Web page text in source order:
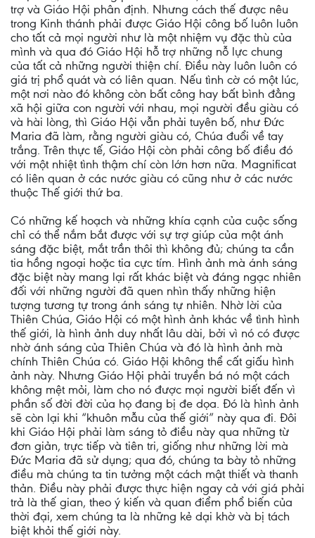
trợ và Giáo Hội phân định. Nhưng cách thế được nêu
trong Kinh thánh phải được Giáo Hội công bố luôn luôn
cho tất cả mọi người như là một nhiệm vụ đặc thù của
mình và qua đó Giáo Hội hỗ trợ những nỗ lực chung
của tất cả những người thiện chí. Điều này luôn luôn có
giá trị phổ quát và có liên quan. Nếu tình cờ có một lúc,
một nơi nào đó không còn bất công hay bất bình đẳng
xã hội giữa con người với nhau, mọi người đều giàu có
và hài lòng, thì Giáo Hội vẫn phải tuyên bố, như Đức
Maria đã làm, rằng người giàu có, Chúa đuổi về tay
trắng. Trên thực tế, Giáo Hội còn phải công bố điều đó
với một nhiệt tình thậm chí còn lớn hơn nữa. Magnificat
có liên quan ở các nước giàu có cũng như ở các nước
thuộc Thế giới thứ ba.
Có những kế hoạch và những khía cạnh của cuộc sống
chỉ có thể nắm bắt được với sự trợ giúp của một ánh
sáng đặc biệt, mắt trần thôi thì không đủ; chúng ta cần
tia hồng ngoại hoặc tia cực tím. Hình ảnh mà ánh sáng
đặc biệt này mang lại rất khác biệt và đáng ngạc nhiên
đối với những người đã quen nhìn thấy những hiện
tượng tương tự trong ánh sáng tự nhiên. Nhờ lời của
Thiên Chúa, Giáo Hội có một hình ảnh khác về tình hình
thế giới, là hình ảnh duy nhất lâu dài, bởi vì nó có được
nhờ ánh sáng của Thiên Chúa và đó là hình ảnh mà
chính Thiên Chúa có. Giáo Hội không thể cất giấu hình
ảnh này. Nhưng Giáo Hội phải truyền bá nó một cách
không mệt mỏi, làm cho nó được mọi người biết đến vì
phần số đời đời của họ đang bị đe dọa. Đó là hình ảnh
sẽ còn lại khi “khuôn mẫu của thế giới” này qua đi. Đôi
khi Giáo Hội phải làm sáng tỏ điều này qua những từ
đơn giản, trực tiếp và tiên tri, giống như những lời mà
Đức Maria đã sử dụng; qua đó, chúng ta bày tỏ những
điều mà chúng ta tin tưởng một cách mật thiết và thanh
thản. Điều này phải được thực hiện ngay cả với giá phải
trả là thế gian, theo ý kiến và quan điểm phổ biến của
thời đại, xem chúng ta là những kẻ dại khờ và bị tách
biệt khỏi thế giới này.